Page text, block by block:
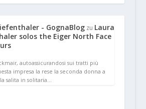
- GognaBlogzu Laura
solos the Eiger North Face
autoassicurandosi sui tratti più
impresa la rese la seconda donna a
salita in solitaria…